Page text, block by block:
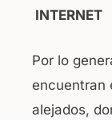
INTERNET
Por lo
encuentran
alejados,